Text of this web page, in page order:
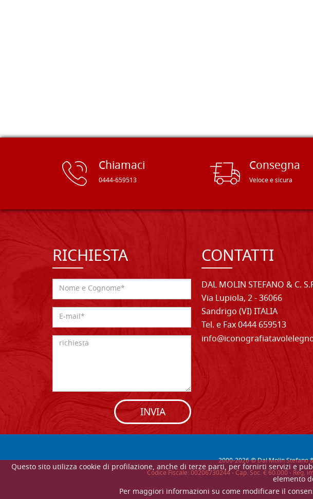
Questo sito utilizza cookie di profilazione, anche di terze parti, per fornirti servizi e
elemento
Per maggiori informazioni su come modificare il
Chiamaci
0444-659513
Consegna
Veloce e sicura
RICHIESTA
INVIA
CONTATTI
DAL MOLIN STEFANO & C.
Via Lupiola, 2 - 36066
Sandrigo (VI) ITALIA
Tel. e Fax 0444 659513
2000-2026© Dal Molin Stefano
Codice Fiscale: 00206730244 - Cap. Soc. € 60.000 - Reg.